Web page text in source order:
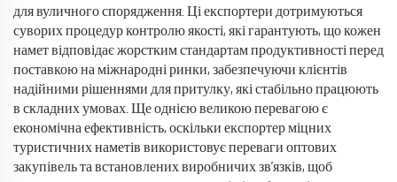
для вуличного спорядження. Ці експортери дотримуються
суворих процедур контролю якості, які гарантують, що кожен
намет відповідає жорстким стандартам продуктивності перед
поставкою на міжнародні ринки, забезпечуючи клієнтів
надійними рішеннями для притулку, які стабільно працюють
в складних умовах. Ще однією великою перевагою є
економічна ефективність, оскільки експортер міцних
туристичних наметів використовує переваги оптових
закупівель та встановлених виробничих зв’язків, щоб